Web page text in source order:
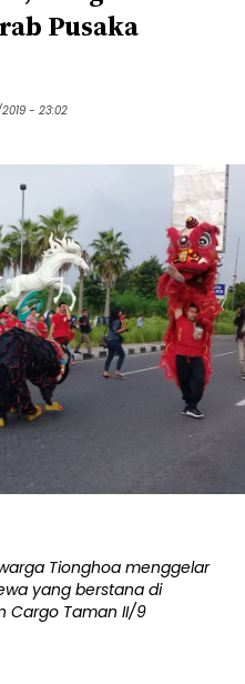
Pusaka
- 23:02
Tionghoa menggelar
yang berstana di
Cargo Taman II/9